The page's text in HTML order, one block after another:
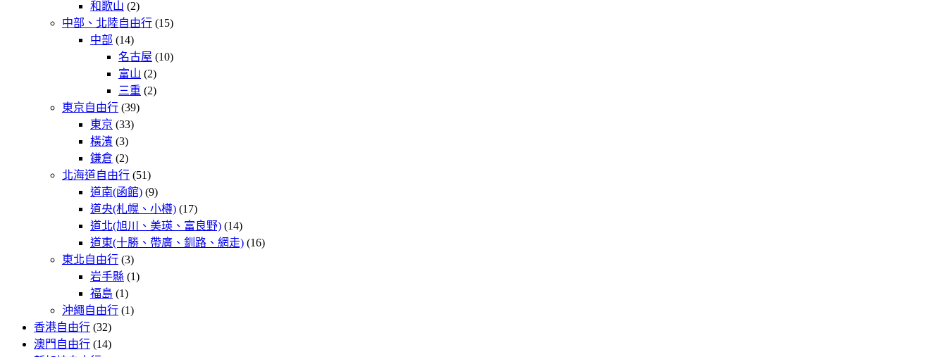
和歌山 (2)
中部、北陸自由行 (15)
中部 (14)
名古屋 (10)
富山 (2)
三重 (2)
東京自由行 (39)
東京 (33)
橫濱 (3)
鎌倉 (2)
北海道自由行 (51)
道南(函館) (9)
道央(札幌、小樽) (17)
道北(旭川、美瑛、富良野) (14)
道東(十勝、帶廣、釧路、網走) (16)
東北自由行 (3)
岩手縣 (1)
福島 (1)
沖繩自由行 (1)
香港自由行 (32)
澳門自由行 (14)